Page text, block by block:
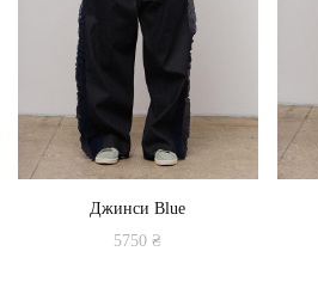
Джинси Blue
5750₴